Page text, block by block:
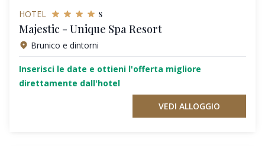
HOTEL s
Majestic - Unique Spa Resort
Brunico e dintorni
Inserisci le date e ottieni l'offerta migliore
direttamente dall'hotel
VEDI ALLOGGIO